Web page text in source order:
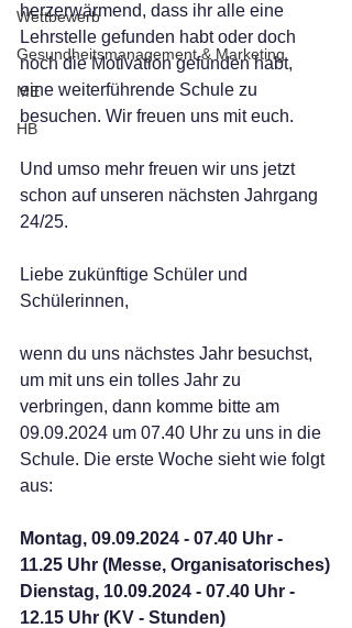
Wettbewerb
Gesundheitsmanagement & Marketing
ME
HB
herzerwärmend, dass ihr alle eine
Lehrstelle gefunden habt oder doch
noch die Motivation gefunden habt,
eine weiterführende Schule zu
besuchen. Wir freuen uns mit euch.
Und umso mehr freuen wir uns jetzt
schon auf unseren nächsten Jahrgang
24/25.
Liebe zukünftige Schüler und
Schülerinnen,
wenn du uns nächstes Jahr besuchst,
um mit uns ein tolles Jahr zu
verbringen, dann komme bitte am
09.09.2024 um 07.40 Uhr zu uns in die
Schule. Die erste Woche sieht wie folgt
aus:
Montag, 09.09.2024 - 07.40 Uhr -
11.25 Uhr (Messe, Organisatorisches)
Dienstag, 10.09.2024 - 07.40 Uhr -
12.15 Uhr (KV - Stunden)